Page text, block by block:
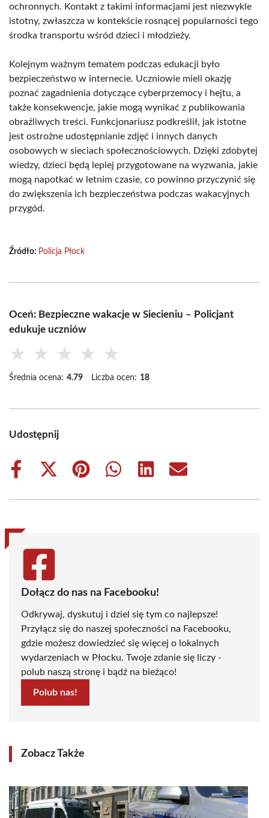
ochronnych. Kontakt z takimi informacjami jest niezwykle
istotny, zwłaszcza w kontekście rosnącej popularności tego
środka transportu wśród dzieci i młodzieży.
Kolejnym ważnym tematem podczas edukacji było
bezpieczeństwo w internecie. Uczniowie mieli okazję
poznać zagadnienia dotyczące cyberprzemocy i hejtu, a
także konsekwencje, jakie mogą wynikać z publikowania
obraźliwych treści. Funkcjonariusz podkreślił, jak istotne
jest ostrożne udostępnianie zdjęć i innych danych
osobowych w sieciach społecznościowych. Dzięki zdobytej
wiedzy, dzieci będą lepiej przygotowane na wyzwania, jakie
mogą napotkać w letnim czasie, co powinno przyczynić się
do zwiększenia ich bezpieczeństwa podczas wakacyjnych
przygód.
Źródło: Policja Płock
Oceń: Bezpieczne wakacje w Siecieniu – Policjant
edukuje uczniów
★ ★ ★ ★ ★
Średnia ocena: 4.79 Liczba ocen: 18
Udostępnij
Share
Share
(Twitter)
Share
Share
Share
Share
Dołącz do nas na Facebooku!
Odkrywaj, dyskutuj i dziel się tym co najlepsze!
Przyłącz się do naszej społeczności na Facebooku,
gdzie możesz dowiedzieć się więcej o lokalnych
wydarzeniach w Płocku. Twoje zdanie się liczy -
polub naszą stronę i bądź na bieżąco!
Polub nas!
Zobacz Także